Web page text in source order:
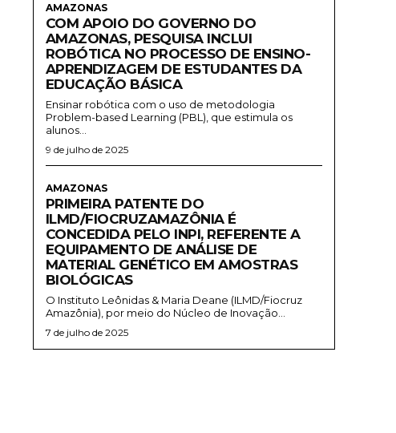
AMAZONAS
COM APOIO DO GOVERNO DO
AMAZONAS, PESQUISA INCLUI
ROBÓTICA NO PROCESSO DE ENSINO-
APRENDIZAGEM DE ESTUDANTES DA
EDUCAÇÃO BÁSICA
Ensinar robótica com o uso de metodologia
Problem-based Learning (PBL), que estimula os
alunos...
9 de julho de 2025
AMAZONAS
PRIMEIRA PATENTE DO
ILMD/FIOCRUZAMAZÔNIA É
CONCEDIDA PELO INPI, REFERENTE A
EQUIPAMENTO DE ANÁLISE DE
MATERIAL GENÉTICO EM AMOSTRAS
BIOLÓGICAS
O Instituto Leônidas & Maria Deane (ILMD/Fiocruz
Amazônia), por meio do Núcleo de Inovação...
7 de julho de 2025